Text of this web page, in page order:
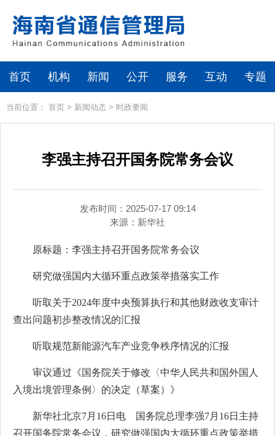
首页 机构 新闻 公开 服务 互动 专题
当前位置： 首页 > 新闻动态 > 时政要闻
李强主持召开国务院常务会议
发布时间：2025-07-17 09:14
来源： 新华社
原标题：李强主持召开国务院常务会议
研究做强国内大循环重点政策举措落实工作
听取关于2024年度中央预算执行和其他财政收支审计
查出问题初步整改情况的汇报
听取规范新能源汽车产业竞争秩序情况的汇报
审议通过《国务院关于修改〈中华人民共和国外国人
入境出境管理条例〉的决定（草案）》
新华社北京7月16日电 国务院总理李强7月16日主持
召开国务院常务会议，研究做强国内大循环重点政策举措